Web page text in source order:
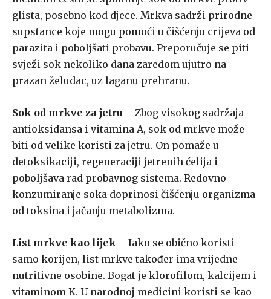
glista, posebno kod djece. Mrkva sadrži prirodne
supstance koje mogu pomoći u čišćenju crijeva od
parazita i poboljšati probavu. Preporučuje se piti
svježi sok nekoliko dana zaredom ujutro na
prazan želudac, uz laganu prehranu.
Sok od mrkve za jetru – Zbog visokog sadržaja
antioksidansa i vitamina A, sok od mrkve može
biti od velike koristi za jetru. On pomaže u
detoksikaciji, regeneraciji jetrenih ćelija i
poboljšava rad probavnog sistema. Redovno
konzumiranje soka doprinosi čišćenju organizma
od toksina i jačanju metabolizma.
List mrkve kao lijek – Iako se obično koristi
samo korijen, list mrkve također ima vrijedne
nutritivne osobine. Bogat je klorofilom, kalcijem i
vitaminom K. U narodnoj medicini koristi se kao